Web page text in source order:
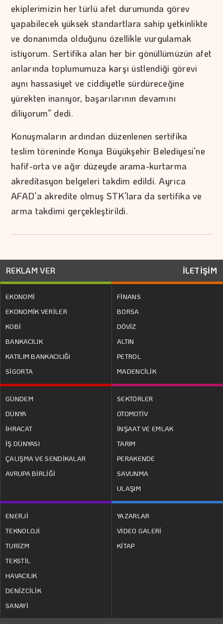
ekiplerimizin her türlü afet durumunda görev
yapabilecek yüksek standartlara sahip yetkinlikte
ve donanımda olduğunu özellikle vurgulamak
istiyorum. Sertifika alan her bir gönüllümüzün afet
anlarında toplumumuza karşı üstlendiği görevi
aynı hassasiyet ve ciddiyetle sürdüreceğine
yürekten inanıyor, başarılarının devamını
diliyorum” dedi.
Konuşmaların ardından düzenlenen sertifika
teslim töreninde Konya Büyükşehir Belediyesi’ne
hafif-orta ve ağır düzeyde arama-kurtarma
akreditasyon belgeleri takdim edildi. Ayrıca
AFAD’a akredite olmuş STK’lara da sertifika ve
arma takdimi gerçekleştirildi.
REKLAM VER İLETİŞİM
EKONOMİ
EKONOMİK VERİLER
KOBİ
BANKACILIK
KATILIM BANKACILIĞI
SİGORTA
FİNANS
BORSA
DÖVİZ
ALTIN
PETROL
MADENCİLİK
GÜNDEM
DÜNYA
İHRACAT
İŞ DÜNYASI
ÇALIŞMA VE SENDİKALAR
AVRUPA BİRLİĞİ
SEKTÖRLER
OTOMOTİV
İNŞAAT VE EMLAK
TARIM
PERAKENDE
SAVUNMA
ULAŞIM
ENERJİ
TEKNOLOJİ
TURİZM
TEKSTİL
HAVACILIK
DENİZCİLİK
SANAYİ
YAZARLAR
VİDEO GALERİ
KİTAP